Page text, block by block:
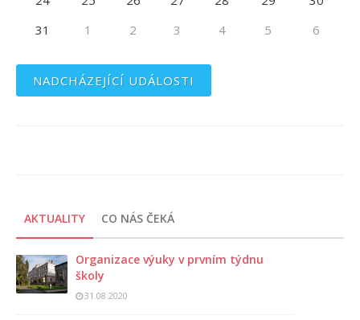
31
1 2 3 4 5 6
NADCHÁZEJÍCÍ UDÁLOSTI
AKTUALITY CO NÁS ČEKÁ
Organizace výuky v prvním týdnu
školy
31.08.2020